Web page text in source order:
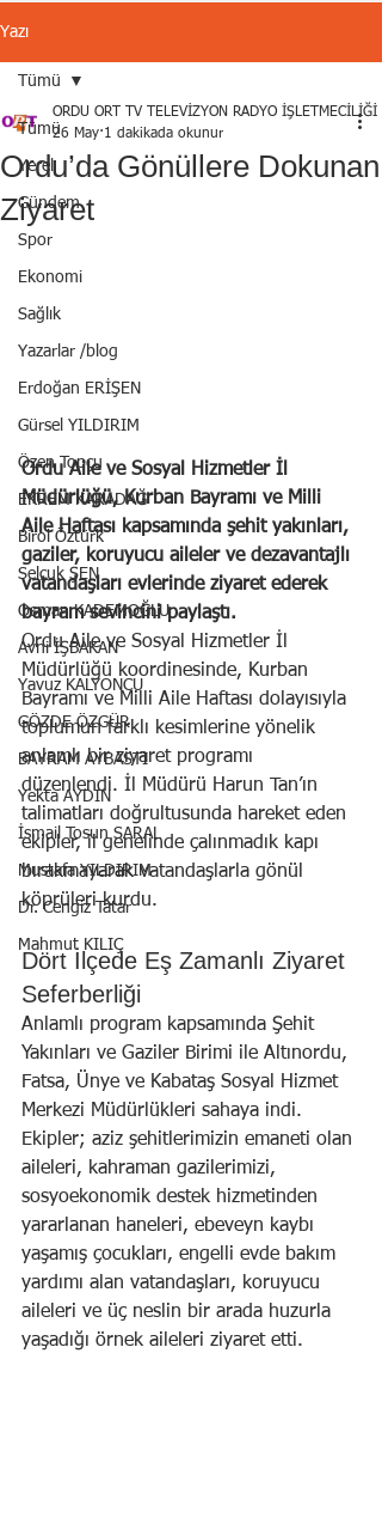
Yazı
Tümü
Yerel
Gündem
Spor
Ekonomi
Sağlık
Yazarlar /blog
Erdoğan ERİŞEN
Gürsel YILDIRIM
Özen Topçu
EKREM KARADAĞ
Birol Öztürk
Selçuk ŞEN
Osman KADEMOĞLU
Avni İŞBAKAN
Yavuz KALYONCU
GÖZDE ÖZGÜR
BAYRAM AYBASTI
Yekta AYDIN
İsmail Tosun SARAL
Mustafa YILDIRIM
Dr. Cengiz Tatar
Mahmut KILIÇ
Tümü
Ordu’da Gönüllere Dokunan
Ziyaret
ORDU ORT TV TELEVİZYON RADYO İŞLETMECİLİĞİ
26 May 1 dakikada okunur
Ordu Aile ve Sosyal Hizmetler İl
Müdürlüğü, Kurban Bayramı ve Milli
Aile Haftası kapsamında şehit yakınları,
gaziler, koruyucu aileler ve dezavantajlı
vatandaşları evlerinde ziyaret ederek
bayram sevincini paylaştı.
Ordu Aile ve Sosyal Hizmetler İl
Müdürlüğü koordinesinde, Kurban
Bayramı ve Milli Aile Haftası dolayısıyla
toplumun farklı kesimlerine yönelik
anlamlı bir ziyaret programı
düzenlendi. İl Müdürü Harun Tan’ın
talimatları doğrultusunda hareket eden
ekipler, il genelinde çalınmadık kapı
bırakmayarak vatandaşlarla gönül
köprüleri kurdu.
Dört İlçede Eş Zamanlı Ziyaret
Seferberliği
Anlamlı program kapsamında Şehit
Yakınları ve Gaziler Birimi ile Altınordu,
Fatsa, Ünye ve Kabataş Sosyal Hizmet
Merkezi Müdürlükleri sahaya indi.
Ekipler; aziz şehitlerimizin emaneti olan
aileleri, kahraman gazilerimizi,
sosyoekonomik destek hizmetinden
yararlanan haneleri, ebeveyn kaybı
yaşamış çocukları, engelli evde bakım
yardımı alan vatandaşları, koruyucu
aileleri ve üç neslin bir arada huzurla
yaşadığı örnek aileleri ziyaret etti.